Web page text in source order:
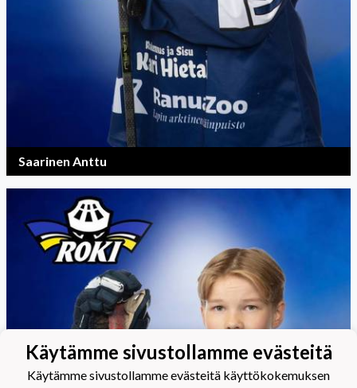
Saarinen Anttu
Käytämme sivustollamme evästeitä
Käytämme sivustollamme evästeitä käyttökokemuksen